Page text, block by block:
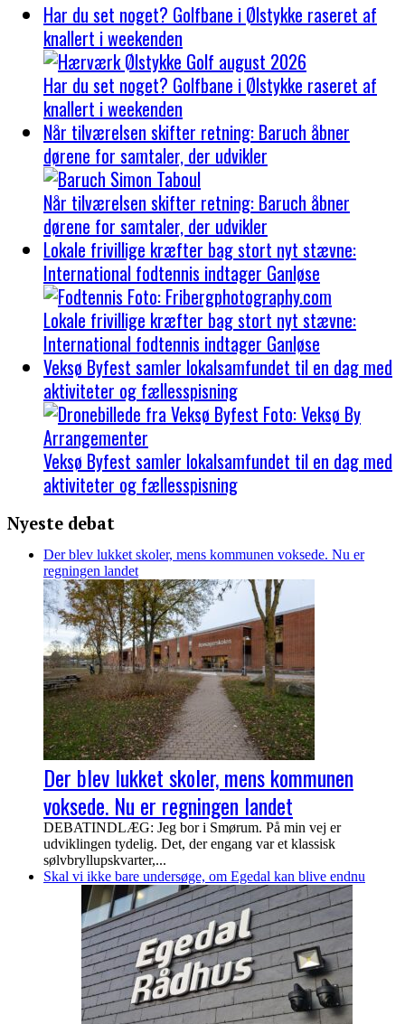
Har du set noget? Golfbane i Ølstykke raseret af
knallert i weekenden
Har du set noget? Golfbane i Ølstykke raseret af
knallert i weekenden
Når tilværelsen skifter retning: Baruch åbner
dørene for samtaler, der udvikler
Når tilværelsen skifter retning: Baruch åbner
dørene for samtaler, der udvikler
Lokale frivillige kræfter bag stort nyt stævne:
International fodtennis indtager Ganløse
Lokale frivillige kræfter bag stort nyt stævne:
International fodtennis indtager Ganløse
Veksø Byfest samler lokalsamfundet til en dag med
aktiviteter og fællesspisning
Veksø Byfest samler lokalsamfundet til en dag med
aktiviteter og fællesspisning
Nyeste debat
Der blev lukket skoler, mens kommunen voksede. Nu er
regningen landet
Der blev lukket skoler, mens kommunen
voksede. Nu er regningen landet
DEBATINDLÆG: Jeg bor i Smørum. På min vej er
udviklingen tydelig. Det, der engang var et klassisk
sølvbryllupskvarter,...
Skal vi ikke bare undersøge, om Egedal kan blive endnu